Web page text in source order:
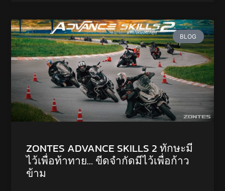
BLOG
ZONTES ADVANCE SKILLS 2 ทักษะมี
ไว้เพื่อท้าทาย… ขีดจำกัดมีไว้เพื่อก้าว
ข้าม